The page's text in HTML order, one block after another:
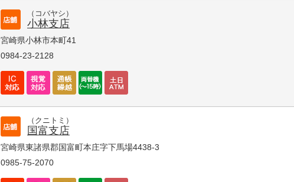
（コバヤシ）
小林支店
宮崎県小林市本町41
0984-23-2128
（クニトミ）
国富支店
宮崎県東諸県郡国富町本庄字下馬場4438-3
0985-75-2070